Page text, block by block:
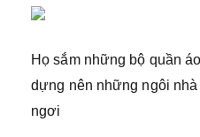
Họ sắm những bộ quần
dựng nên những ngôi
ngơi